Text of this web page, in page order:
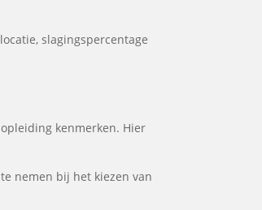
slagingspercentage
kenmerken. Hier
nemen bij het kiezen van